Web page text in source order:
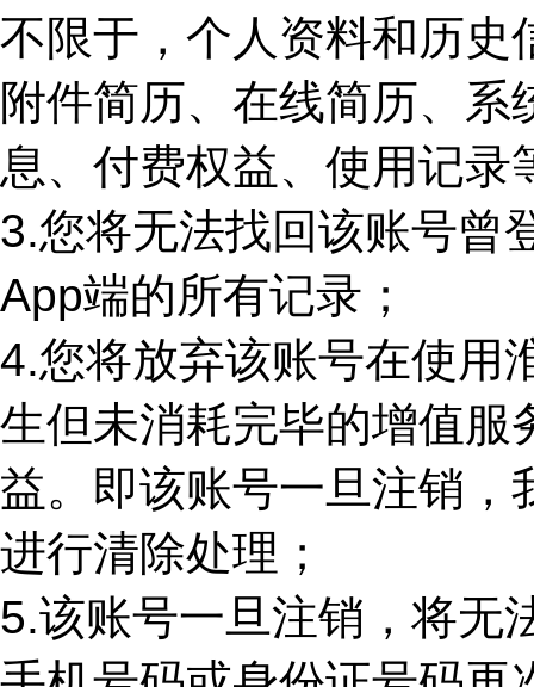
不限于，个人资料和历史
附件简历、在线简历、
息、付费权益、使用记录
3.您将无法找回该账号曾
App端的所有记录；
4.您将放弃该账号在使用
生但未消耗完毕的增值服
益。即该账号一旦注销，
进行清除处理；
5.该账号一旦注销，将无